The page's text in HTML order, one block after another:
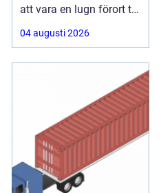
att vara en lugn förort till
att bli en självklar
matpunkt strax utanför
klassiska kvarterskrogar
med moderna bistron,
sportbarer och
familjevänliga
matställen. Den som
söker en
04 augusti 2026